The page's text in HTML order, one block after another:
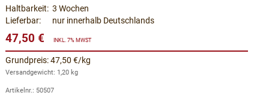
Haltbarkeit: 3 Wochen
Lieferbar:
nur innerhalb Deutschlands
47,50 € INKL. 7% MWST
Grundpreis: 47,50 €/kg
Versandgewicht: 1,20 kg
Artikelnr.: 50507